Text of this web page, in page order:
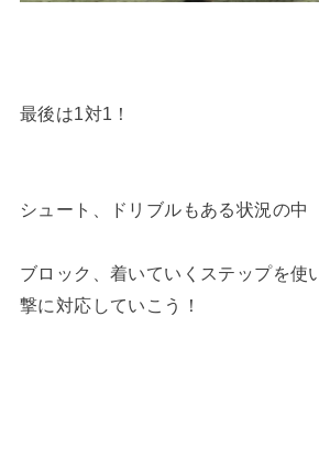
最後は1対1！
シュート、ドリブルもある状況の中
ブロック、着いていくステップを使
撃に対応していこう！